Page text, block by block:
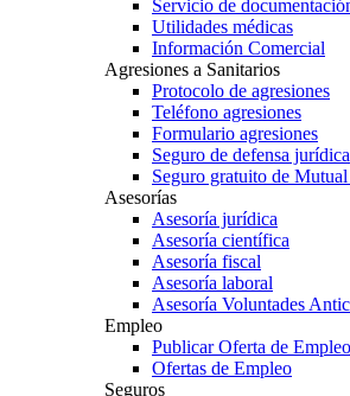
Servicio de
Utilidades médicas
Información Comercial
Agresiones a Sanitarios
Protocolo de agresiones
Teléfono agresiones
Formulario agresiones
Seguro de defensa jurídica
Seguro gratuito de
Asesorías
Asesoría jurídica
Asesoría científica
Asesoría fiscal
Asesoría laboral
Asesoría Voluntades
Empleo
Publicar Oferta de Empleo
Ofertas de Empleo
Seguros